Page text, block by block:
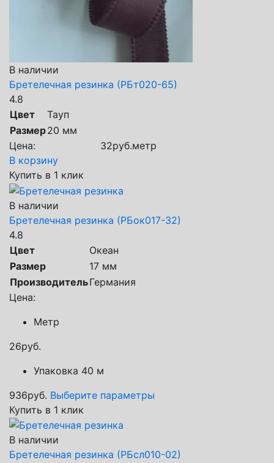
В наличии
Бретелечная резинка (РБт020-65)
4.8
Цвет
Тауп
Размер20 мм
Цена:
32руб.метр
В корзину
Купить в 1 клик
В наличии
Бретелечная резинка (РБок017-32)
4.8
Цвет
Океан
Размер
17 мм
ПроизводительГермания
Цена:
Метр
26руб.
Упаковка 40 м
936руб. Выберите параметры
Купить в 1 клик
В наличии
Бретелечная резинка (РБсл010-02)